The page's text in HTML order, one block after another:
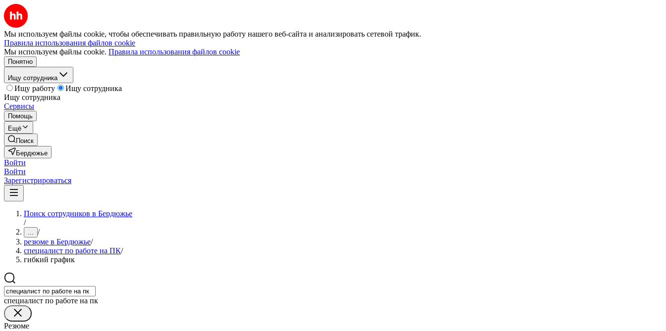
Мы используем файлы cookie, чтобы обеспечивать правильную работу нашего веб-сайта и анализировать сетевой трафик.
Правила использования файлов cookie
Мы используем файлы cookie. Правила использования файлов cookie
Понятно
Ищу сотрудника
Ищу работу
Ищу сотрудника
Ищу сотрудника
Сервисы
Помощь
Ещё
Поиск
Бердюжье
Войти
Войти
Зарегистрироваться
Поиск сотрудников в Бердюжье
/
... /
резюме в Бердюжье/
специалист по работе на ПК/
гибкий график
специалист по работе на пк
Резюме